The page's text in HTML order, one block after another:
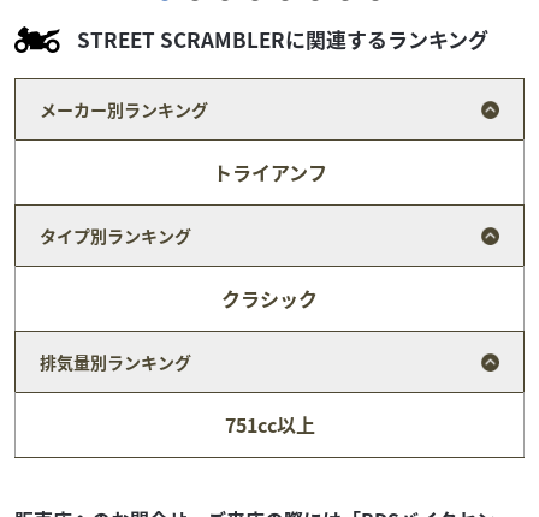
カワサキ
34
STREET SCRAMBLERに関連するランキング
メーカー別ランキング
トライアンフ
タイプ別ランキング
クラシック
排気量別ランキング
751cc以上